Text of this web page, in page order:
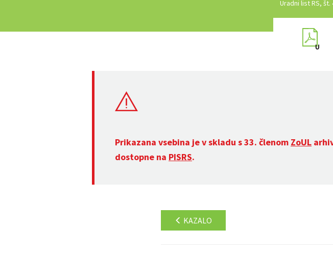
Uradni list RS, št.
Prikazana vsebina je v skladu s 33. členom ZoUL
dostopne na PISRS.
KAZALO